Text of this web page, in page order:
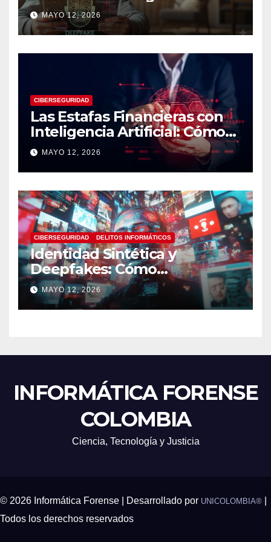
Artificial: Riesgos Digitales,
Manipulación y Protección
Tecnológica
MAYO 12, 2026
CIBERSEGURIDAD
Las Estafas Financieras con
Inteligencia Artificial: Cómo
Operan, Cómo Detectarlas y
Cómo Protegerse
MAYO 12, 2026
CIBERSEGURIDAD DELITOS INFORMÁTICOS
Identidad Sintética y
Deepfakes: Cómo
Detectarlos y Qué
Herramientas Utilizar en
Investigaciones Digitales
MAYO 12, 2026
INFORMÁTICA FORENSE
COLOMBIA
Ciencia, Tecnología y Justicia
© 2026 Informática Forense | Desarrollado por UNICOLOMBIA®
Todos los derechos reservados